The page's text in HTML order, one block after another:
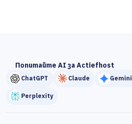
Попитайте AI за Actiefhost
ChatGPT Claude Gemini
Perplexity